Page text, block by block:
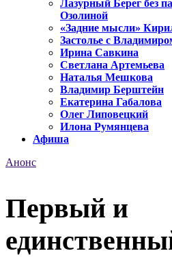
Лазурный Берег без
Озолиной
«Задние мысли»
Застолье с
Ирина Савкина
Светлана Артемьева
Наталья Мешкова
Владимир Берштейн
Екатерина Габалова
Олег Липовецкий
Илона Румянцева
Афиша
Анонс
Первый и